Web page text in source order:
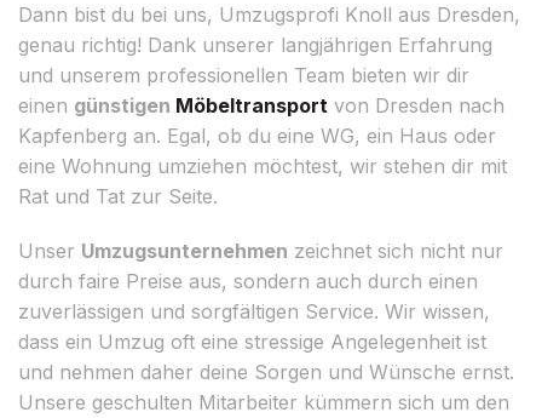
Dann bist du bei uns, Umzugsprofi Knoll aus Dresden,
genau richtig! Dank unserer langjährigen Erfahrung
und unserem professionellen Team bieten wir dir
einen günstigen Möbeltransport von Dresden nach
Kapfenberg an. Egal, ob du eine WG, ein Haus oder
eine Wohnung umziehen möchtest, wir stehen dir mit
Rat und Tat zur Seite.
Unser Umzugsunternehmen zeichnet sich nicht nur
durch faire Preise aus, sondern auch durch einen
zuverlässigen und sorgfältigen Service. Wir wissen,
dass ein Umzug oft eine stressige Angelegenheit ist
und nehmen daher deine Sorgen und Wünsche ernst.
Unsere geschulten Mitarbeiter kümmern sich um den